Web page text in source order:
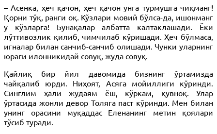
– Асенка, ҳеч қачон, ҳеч қачон унга турмушга чиқманг!
Қорни тўқ, ранги оқ. Кўзлари мовий бўлса-да, ишонманг
у кўзларга! Бунақалар албатта калтаклашади. Ёки
лўттивозлик қилиб, чимчилаб кўришади. Ҳеч бўлмаса,
игналар билан санчиб-санчиб олишади. Чунки уларнинг
юраги илонникидай совуқ, жуда совуқ.
Қайлиқ бир йил давомида бизнинг ўртамизда
чайқалиб юрди. Ниҳоят, Асяга мойиллиги кўринди.
Синглим ҳали жудаям ёш, кўркам, қувноқ. Улар
ўртасида жонли девор Толяга паст кўринди. Мен билан
унинг орасини муқаддас Еленанинг метин қоялари
тўсиб туради.